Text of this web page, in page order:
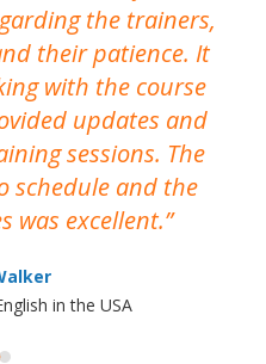
the trainers,
their patience. It
with the course
updates and
sessions. The
schedule and the
was excellent.
in the USA